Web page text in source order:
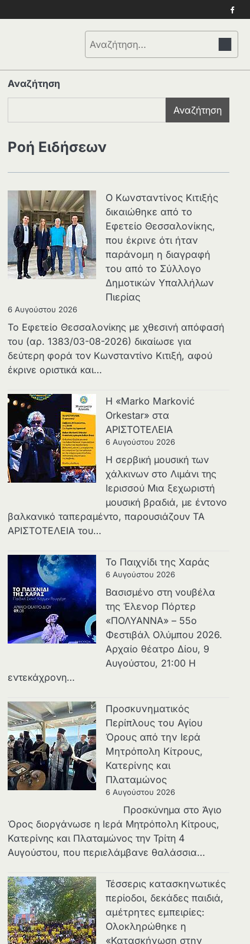
Αναζήτηση
για:
Αναζήτηση
Αναζήτηση
Ροή Ειδήσεων
Ο Κωνσταντίνος Κιτιξής
δικαιώθηκε από το
Εφετείο Θεσσαλονίκης,
που έκρινε ότι ήταν
παράνομη η διαγραφή
του από το Σύλλογο
Δημοτικών Υπαλλήλων
Πιερίας
6 Αυγούστου 2026
Το Εφετείο Θεσσαλονίκης με χθεσινή απόφασή
του (αρ. 1383/03-08-2026) δικαίωσε για
δεύτερη φορά τον Κωνσταντίνο Κιτιξή, αφού
έκρινε οριστικά και…
Η «Marko Marković
Orkestar» στα
ΑΡΙΣΤΟΤΕΛΕΙΑ
6 Αυγούστου 2026
Η σερβική μουσική των
χάλκινων στο Λιμάνι της
Ιερισσού Μια ξεχωριστή
μουσική βραδιά, με έντονο
βαλκανικό ταπεραμέντο, παρουσιάζουν ΤΑ
ΑΡΙΣΤΟΤΕΛΕΙΑ του…
Το Παιχνίδι της Χαράς
6 Αυγούστου 2026
Βασισμένο στη νουβέλα
της Έλενορ Πόρτερ
«ΠΟΛΥΑΝΝΑ» – 55ο
Φεστιβάλ Ολύμπου 2026.
Αρχαίο θέατρο Δίου, 9
Αυγούστου, 21:00 Η
εντεκάχρονη…
Προσκυνηματικός
Περίπλους του Αγίου
Όρους από την Ιερά
Μητρόπολη Κίτρους,
Κατερίνης και
Πλαταμώνος
6 Αυγούστου 2026
Προσκύνημα στο Άγιο
Όρος διοργάνωσε η Ιερά Μητρόπολη Κίτρους,
Κατερίνης και Πλαταμώνος την Τρίτη 4
Αυγούστου, που περιελάμβανε θαλάσσια…
Τέσσερις κατασκηνωτικές
περίοδοι, δεκάδες παιδιά,
αμέτρητες εμπειρίες:
Ολοκληρώθηκε η
«Κατασκήνωση στην